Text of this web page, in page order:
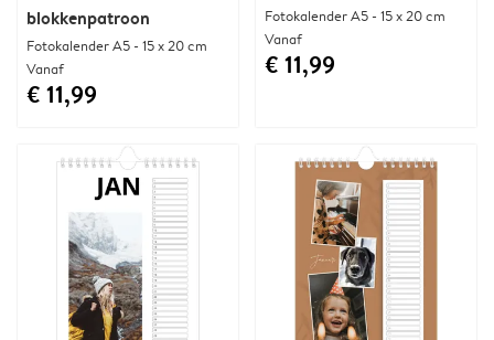
blokkenpatroon
Fotokalender A5 - 15 x 20 cm
Vanaf
€ 11,99
Fotokalender A5 - 15 x 20 cm
Vanaf
€ 11,99